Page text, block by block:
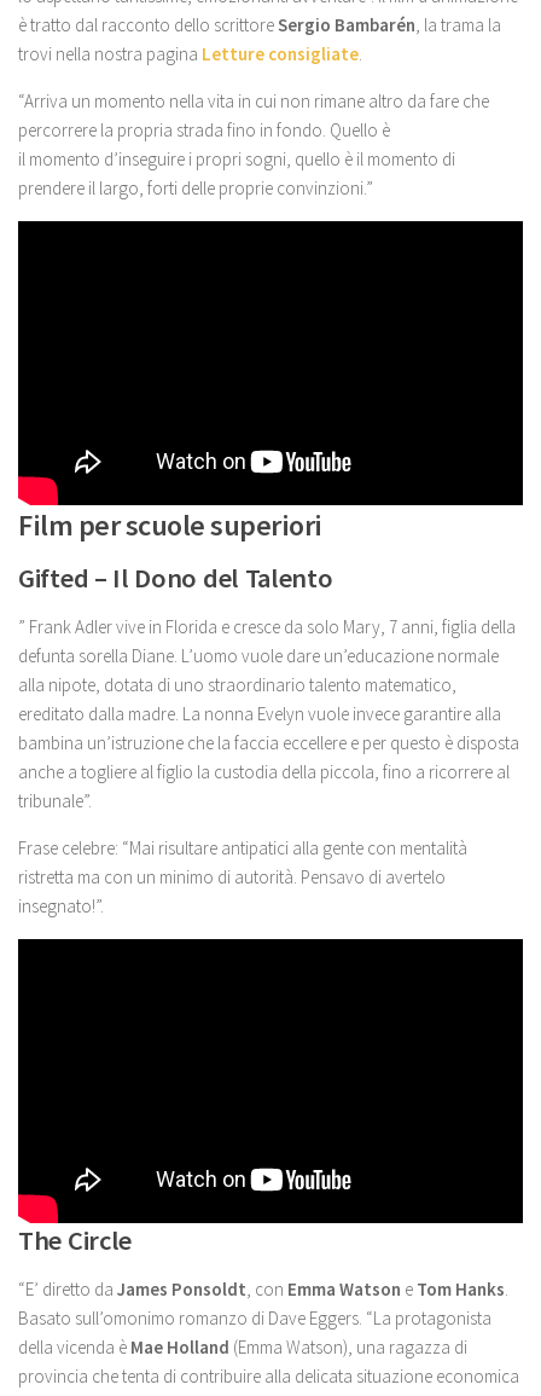
è tratto dal racconto dello scrittoreSergio Bambarén, la trama la
trovi nella nostra pagina Letture consigliate.
“Arriva un momento nella vita in cui non rimane altro da fare che
percorrere la propria strada fino in fondo. Quello è
il momento d’inseguire i propri sogni, quello è il momento di
prendere il largo, forti delle proprie convinzioni.”
Film per scuole superiori
Gifted – Il Dono del Talento
” Frank Adler vive in Florida e cresce da solo Mary, 7 anni, figlia della
defunta sorella Diane. L’uomo vuole dare un’educazione normale
alla nipote, dotata di uno straordinario talento matematico,
ereditato dalla madre. La nonna Evelyn vuole invece garantire alla
bambina un’istruzione che la faccia eccellere e per questo è disposta
anche a togliere al figlio la custodia della piccola, fino a ricorrere al
tribunale”.
Frase celebre: “Mai risultare antipatici alla gente con mentalità
ristretta ma con un minimo di autorità. Pensavo di avertelo
insegnato!”.
The Circle
“E’ diretto da James Ponsoldt , con Emma Watson e Tom Hanks
Basato sull’omonimo romanzo di Dave Eggers. “La protagonista
della vicenda è Mae Holland (Emma Watson), una ragazza di
provincia che tenta di contribuire alla delicata situazione economica